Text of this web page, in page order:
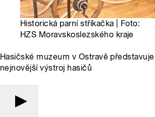
Historická parní stříkačka | Foto:
HZS Moravskoslezského kraje
Hasičské muzeum v Ostravě
nejnovější výstroj hasičů